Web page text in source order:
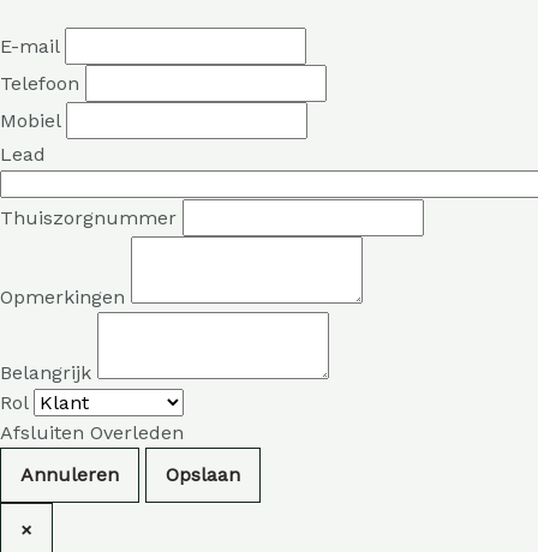
E-mail
Telefoon
Mobiel
Lead
Thuiszorgnummer
Opmerkingen
Belangrijk
Rol
Afsluiten Overleden
Annuleren
×